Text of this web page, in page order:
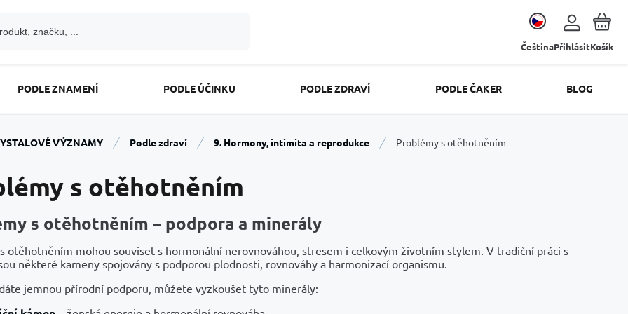
ČeštinaPřihlásitKošík
PODLE ZNAMENÍ PODLE ÚČINKU PODLE ZDRAVÍ PODLE ČAKER BLOG
VÝZNAMY Podle zdraví 9. Hormony, intimita a reprodukce Problémy s otěhotněním
s otěhotněním
s otěhotněním – podpora a minerály
otěhotněním mohou souviset s hormonální nerovnováhou, stresem i celkovým životním stylem. V tradiční práci s
některé kameny spojovány s podporou plodnosti, rovnováhy a harmonizací organismu.
jemnou přírodní podporu, můžete vyzkoušet tyto minerály: